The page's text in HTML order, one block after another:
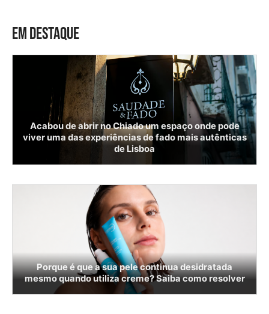
EM DESTAQUE
Acabou de abrir no Chiado um espaço onde pode
viver uma das experiências de fado mais autênticas
de Lisboa
Porque é que a sua pele continua desidratada
mesmo quando utiliza creme? Saiba como resolver